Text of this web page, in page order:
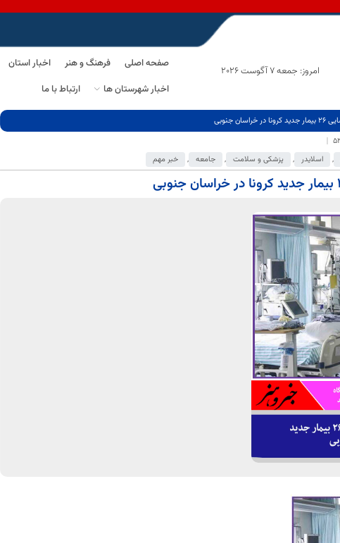
امروز: جمعه 7 آگوست 2026
صفحه اصلی فرهنگ و هنر اخبار استان
اخبار شهرستان ها
ارتباط با ما
, اسلایدر , پزشکی و سلامت , جامعه , خبر مهم